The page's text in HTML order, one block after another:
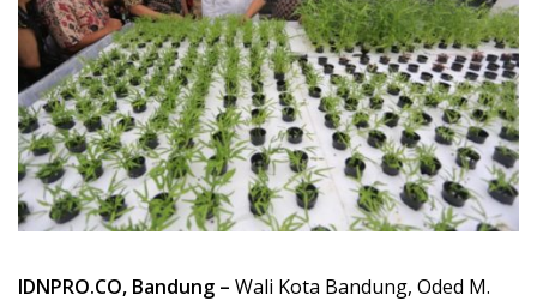
IDNPRO.CO, Bandung – Wali Kota Bandung, Oded M.